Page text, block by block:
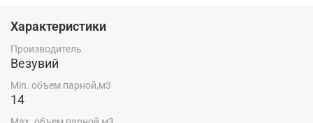
Характеристики
Производитель
Везувий
Min. объем парной,м3
14